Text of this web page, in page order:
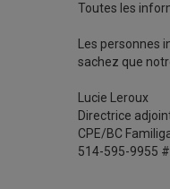
Toutes les
Les
sachez que
Lucie Leroux
Directrice
CPE/BC
514-595-9955